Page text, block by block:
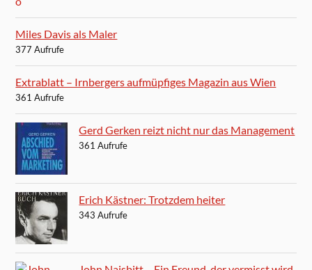
Miles Davis als Maler
377 Aufrufe
Extrablatt – Irnbergers aufmüpfiges Magazin aus Wien
361 Aufrufe
Gerd Gerken reizt nicht nur das Management
361 Aufrufe
Erich Kästner: Trotzdem heiter
343 Aufrufe